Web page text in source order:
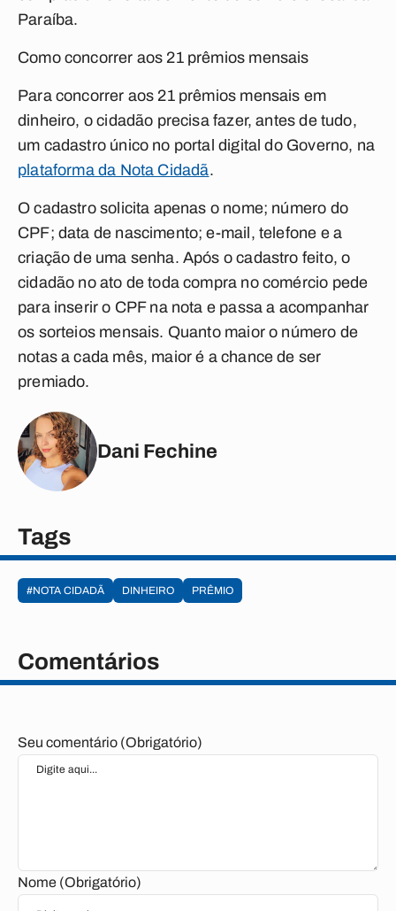
Paraíba.
Como concorrer aos 21 prêmios mensais
Para concorrer aos 21 prêmios mensais em
dinheiro, o cidadão precisa fazer, antes de tudo,
um cadastro único no portal digital do Governo, na
plataforma da Nota Cidadã.
O cadastro solicita apenas o nome; número do
CPF; data de nascimento; e-mail, telefone e a
criação de uma senha. Após o cadastro feito, o
cidadão no ato de toda compra no comércio pede
para inserir o CPF na nota e passa a acompanhar
os sorteios mensais. Quanto maior o número de
notas a cada mês, maior é a chance de ser
premiado.
Dani Fechine
Tags
#NOTA CIDADÃ DINHEIRO PRÊMIO
Comentários
Seu comentário (Obrigatório)
Nome (Obrigatório)